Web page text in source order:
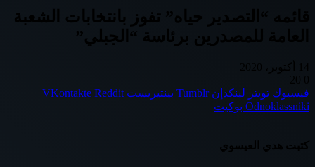
قائمه “التصدير حياه” تفوز بانتخابات الشعبة
العامة للمصدرين برئاسة “الجبلي”
فيسبوك تويتر لينكدإن بينتيريست
Odnoklassniki بوكيت
كتبت هدي العيسوي